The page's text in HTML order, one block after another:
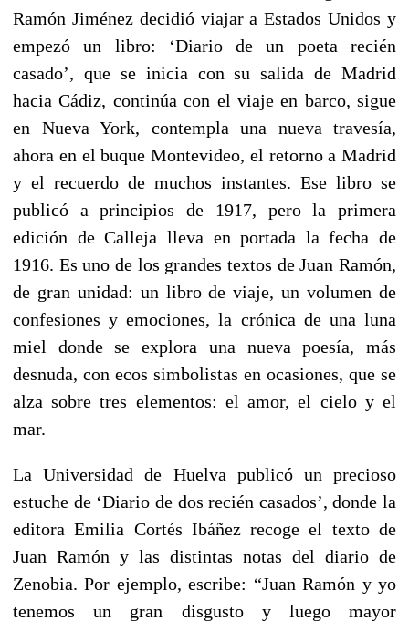
Ramón Jiménez decidió viajar a Estados Unidos y
empezó un libro: ‘Diario de un poeta recién
casado’, que se inicia con su salida de Madrid
hacia Cádiz, continúa con el viaje en barco, sigue
en Nueva York, contempla una nueva travesía,
ahora en el buque Montevideo, el retorno a Madrid
y el recuerdo de muchos instantes. Ese libro se
publicó a principios de 1917, pero la primera
edición de Calleja lleva en portada la fecha de
1916. Es uno de los grandes textos de Juan Ramón,
de gran unidad: un libro de viaje, un volumen de
confesiones y emociones, la crónica de una luna
miel donde se explora una nueva poesía, más
desnuda, con ecos simbolistas en ocasiones, que se
alza sobre tres elementos: el amor, el cielo y el
mar.
La Universidad de Huelva publicó un precioso
estuche de ‘Diario de dos recién casados’, donde la
editora Emilia Cortés Ibáñez recoge el texto de
Juan Ramón y las distintas notas del diario de
Zenobia. Por ejemplo, escribe: “Juan Ramón y yo
tenemos un gran disgusto y luego mayor